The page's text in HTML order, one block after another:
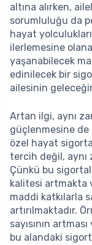
altına alırken,
sorumluluğu da
hayat
ilerlemesine
yaşanabilecek
edinilecek bir
ailesinin
Artan ilgi, aynı
güçlenmesine de
özel hayat
tercih değil,
Çünkü bu
kalitesi artmakta
maddi katkılarla
artırılmaktadır.
sayısının
bu alandaki